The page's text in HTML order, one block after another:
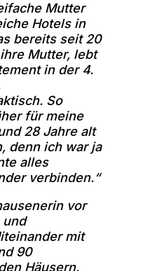
Mutter
Hotels in
bereits seit 20
Mutter, lebt
in der 4.
So
für meine
28 Jahre alt
denn ich war ja
alles
verbinden.“
vor
und
mit
90
Häusern.